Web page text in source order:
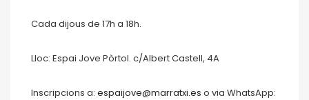
Cada dijous de 17h a 18h.
Lloc: Espai Jove Pòrtol. c/Albert Castell, 4A
Inscripcions a: espaijove@marratxi.es o via WhatsApp: